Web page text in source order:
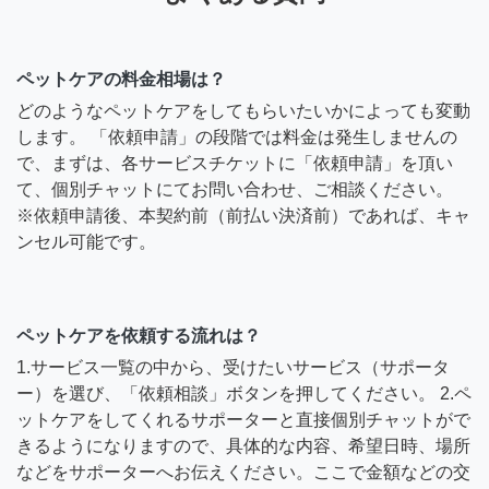
ペットケアの料金相場は？
どのようなペットケアをしてもらいたいかによっても変動
します。 「依頼申請」の段階では料金は発生しませんの
で、まずは、各サービスチケットに「依頼申請」を頂い
て、個別チャットにてお問い合わせ、ご相談ください。
※依頼申請後、本契約前（前払い決済前）であれば、キャ
ンセル可能です。
ペットケアを依頼する流れは？
1.サービス一覧の中から、受けたいサービス（サポータ
ー）を選び、「依頼相談」ボタンを押してください。 2.ペ
ットケアをしてくれるサポーターと直接個別チャットがで
きるようになりますので、具体的な内容、希望日時、場所
などをサポーターへお伝えください。ここで金額などの交